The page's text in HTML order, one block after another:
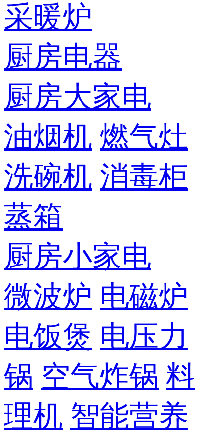
采暖炉
厨房电器
厨房大家电
油烟机 燃气灶
洗碗机 消毒柜
蒸箱
厨房小家电
微波炉 电磁炉
电饭煲 电压力
锅 空气炸锅 料
理机 智能营养